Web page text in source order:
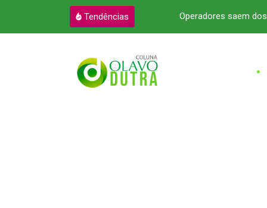
Tendências
sites de mentira por dopamina Operadores saem